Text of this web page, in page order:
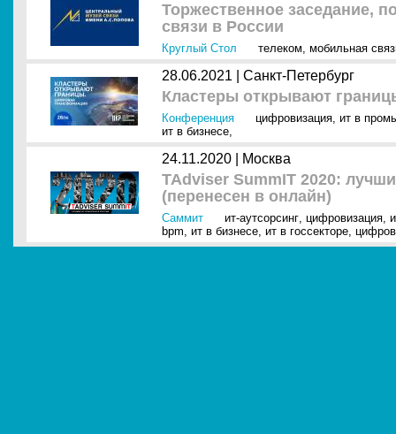
Торжественное заседание,
связи в России
Круглый Стол телеком, мобильная
28.06.2021 | Санкт-Петербург
Кластеры открывают
Конференция цифровизация, ит в
ит в бизнесе,
24.11.2020 | Москва
TAdviser SummIT 2020:
(перенесен в онлайн)
Саммит ит-аутсорсинг, цифровизация,
bpm, ит в бизнесе, ит в госсекторе,